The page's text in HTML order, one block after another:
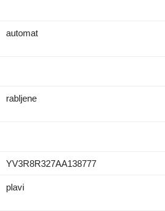
automat
rabljene
YV3R8R327AA138777
plavi